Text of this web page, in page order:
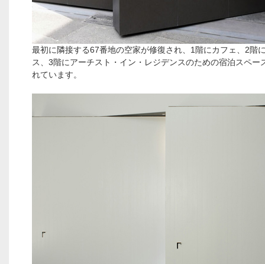
最初に隣接する67番地の空家が修復され、1階にカフェ、2階
ス、3階にアーチスト・イン・レジデンスのための宿泊スペー
れています。